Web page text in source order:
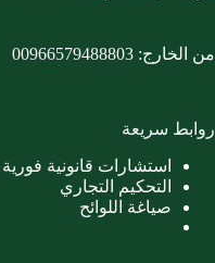
من الخارج: 00966579488803
روابط سريعة
استشارات قانونية فورية
التحكيم التجاري
صياغة اللوائح